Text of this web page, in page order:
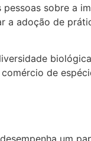
sobre a
a adoção de
de
um